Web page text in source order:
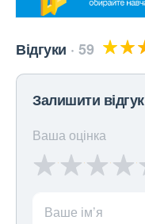
Відгуки 59
Залишити відгук
Ваша оцінка
Ваше ім’я